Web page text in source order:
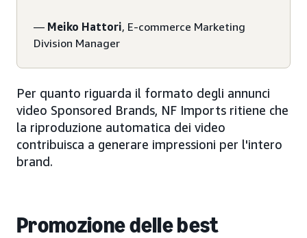
— Meiko Hattori, E-commerce Marketing
Division Manager
Per quanto riguarda il formato degli annunci
video Sponsored Brands, NF Imports ritiene che
la riproduzione automatica dei video
contribuisca a generare impressioni per l'intero
brand.
Promozione delle best